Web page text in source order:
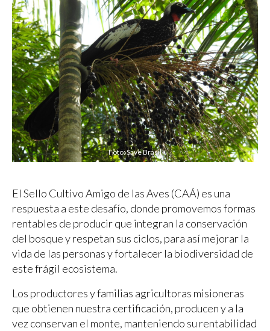
Foto: Save Brasil
El Sello Cultivo Amigo de las Aves (CAÁ) es una
respuesta a este desafío, donde promovemos formas
rentables de producir que integran la conservación
del bosque y respetan sus ciclos, para así mejorar la
vida de las personas y fortalecer la biodiversidad de
este frágil ecosistema.
Los productores y familias agricultoras misioneras
que obtienen nuestra certificación, producen y a la
vez conservan el monte, manteniendo su rentabilidad